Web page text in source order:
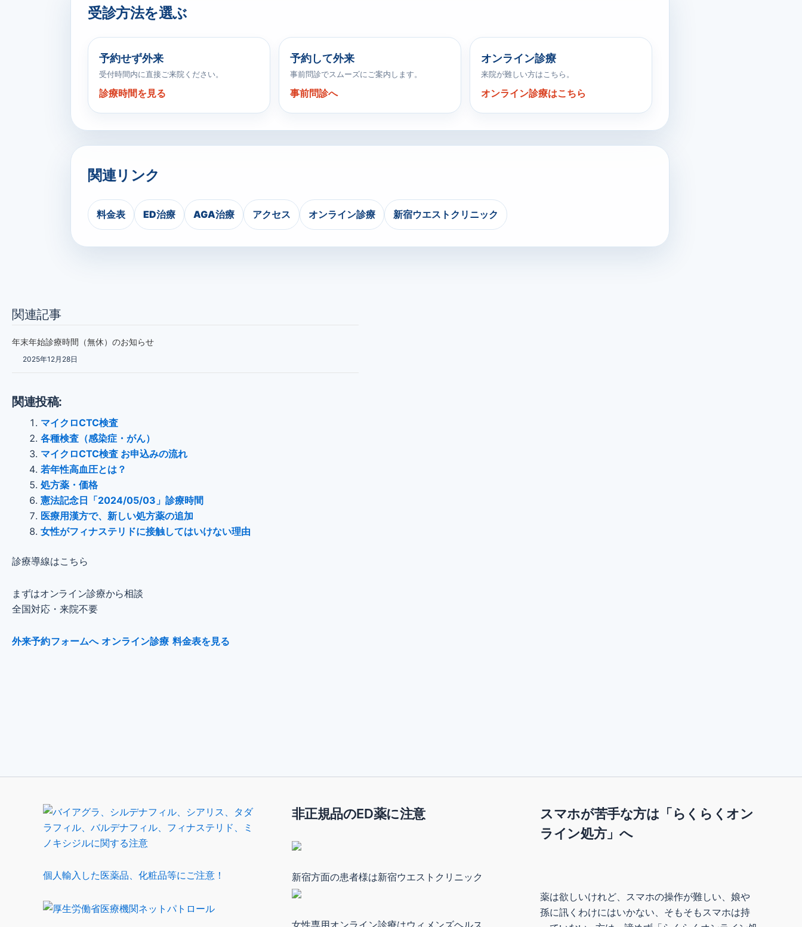
受診方法を選ぶ
予約せず外来
受付時間内に直接ご来院ください。
診療時間を見る
予約して外来
事前問診でスムーズにご案内します。
事前問診へ
オンライン診療
来院が難しい方はこちら。
オンライン診療はこちら
関連リンク
料金表 ED治療 AGA治療 アクセス オンライン診療 新宿ウエストクリニック
関連記事
年末年始診療時間（無休）のお知らせ
2025年12月28日
関連投稿:
マイクロCTC検査
各種検査（感染症・がん）
マイクロCTC検査 お申込みの流れ
若年性高血圧とは？
処方薬・価格
憲法記念日「2024/05/03」診療時間
医療用漢方で、新しい処方薬の追加
女性がフィナステリドに接触してはいけない理由
診療導線はこちら
まずはオンライン診療から相談
全国対応・来院不要
外来予約フォームへ オンライン診療 料金表を見る
個人輸入した医薬品、化粧品等にご注意！
非正規品のED薬に注意
新宿方面の患者様は新宿ウエストクリニック
女性専用オンライン診療はウィメンズヘルス
スマホが苦手な方は「らくらくオン
ライン処方」へ
薬は欲しいけれど、スマホの操作が難しい、娘や
孫に訊くわけにはいかない、そもそもスマホは持